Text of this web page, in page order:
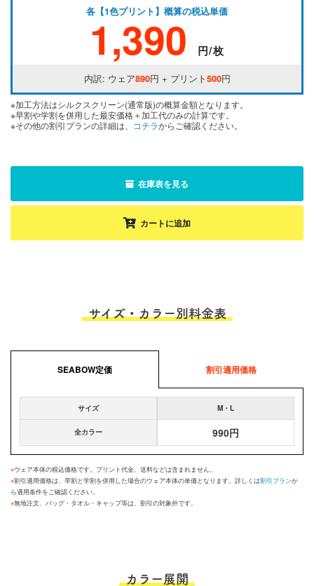
各【1色プリント】概算の税込単価
1,390 円/枚
内訳: ウェア890円 + プリント500円
※加工方法はシルクスクリーン(通常版)の概算金額となります。
※早割や学割を併用した最安価格＋加工代のみの計算です。
※その他の割引プランの詳細は、
コチラからご確認ください。
在庫表を見る
カートに追加
サイズ・カラー別料金表
SEABOW定価 割引適用価格
サイズ M・L
全カラー 990円
※ウェア本体の税込価格です。プリント代金、送料などは含まれません。
※割引適用価格は、早割と学割を併用した場合のウェア本体の単価となります。詳しくは割引プランか
ら適用条件をご確認ください。
※無地注文、バッグ・タオル・キャップ等は、割引の対象外です。
カラー展開